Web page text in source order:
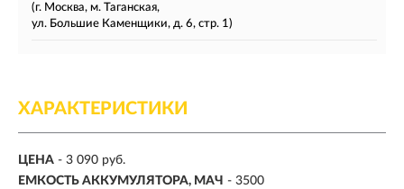
(г. Москва, м. Таганская,
ул. Большие Каменщики, д. 6, стр. 1)
ХАРАКТЕРИСТИКИ
ЦЕНА - 3 090 руб.
ЕМКОСТЬ АККУМУЛЯТОРА, МAЧ - 3500